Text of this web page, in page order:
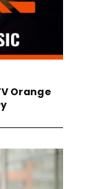
Orange